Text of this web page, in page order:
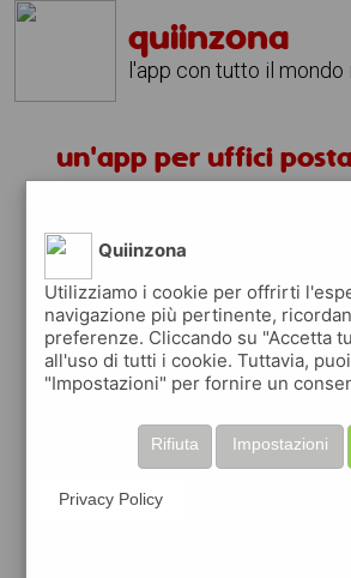
quiinzona
l'app con tutto il mondo
un'app per uffici
quiinzona è
gratuita
che ti aiuta se cerchi '
postali melzo ?
' e che
che la usi
raccogli punti da
o gift card
per fare la
Quiinzona
Utilizziamo i cookie per offrirti
navigazione più pertinente,
preferenze. Cliccando su "Accetta
all'uso di tutti i cookie. Tuttavia,
"Impostazioni" per fornire un
Impostazioni
Rifiuta
Privacy Policy